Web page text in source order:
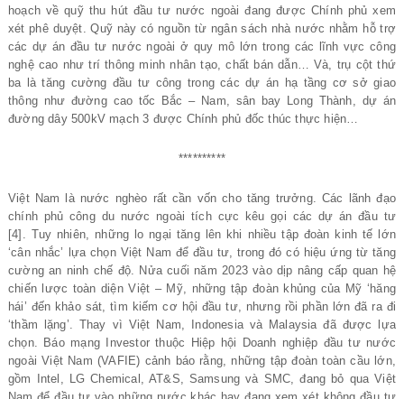
hoạch về quỹ thu hút đầu tư nước ngoài đang được Chính phủ xem
xét phê duyệt. Quỹ này có nguồn từ ngân sách nhà nước nhằm hỗ trợ
các dự án đầu tư nước ngoài ở quy mô lớn trong các lĩnh vực công
nghệ cao như trí thông minh nhân tạo, chất bán dẫn… Và, trụ cột thứ
ba là tăng cường đầu tư công trong các dự án hạ tầng cơ sở giao
thông như đường cao tốc Bắc – Nam, sân bay Long Thành, dự án
đường dây 500kV mạch 3 được Chính phủ đốc thúc thực hiện…
**********
Việt Nam là nước nghèo rất cần vốn cho tăng trưởng. Các lãnh đạo
chính phủ công du nước ngoài tích cực kêu gọi các dự án đầu tư
[4]. Tuy nhiên, những lo ngại tăng lên khi nhiều tập đoàn kinh tế lớn
‘cân nhắc’ lựa chọn Việt Nam để đầu tư, trong đó có hiệu ứng từ tăng
cường an ninh chế độ. Nửa cuối năm 2023 vào dịp nâng cấp quan hệ
chiến lược toàn diện Việt – Mỹ, những tập đoàn khủng của Mỹ ‘hăng
hái’ đến khảo sát, tìm kiếm cơ hội đầu tư, nhưng rồi phần lớn đã ra đi
‘thầm lặng’. Thay vì Việt Nam, Indonesia và Malaysia đã được lựa
chọn. Báo mạng Investor thuộc Hiệp hội Doanh nghiệp đầu tư nước
ngoài Việt Nam (VAFIE) cảnh báo rằng, những tập đoàn toàn cầu lớn,
gồm Intel, LG Chemical, AT&S, Samsung và SMC, đang bỏ qua Việt